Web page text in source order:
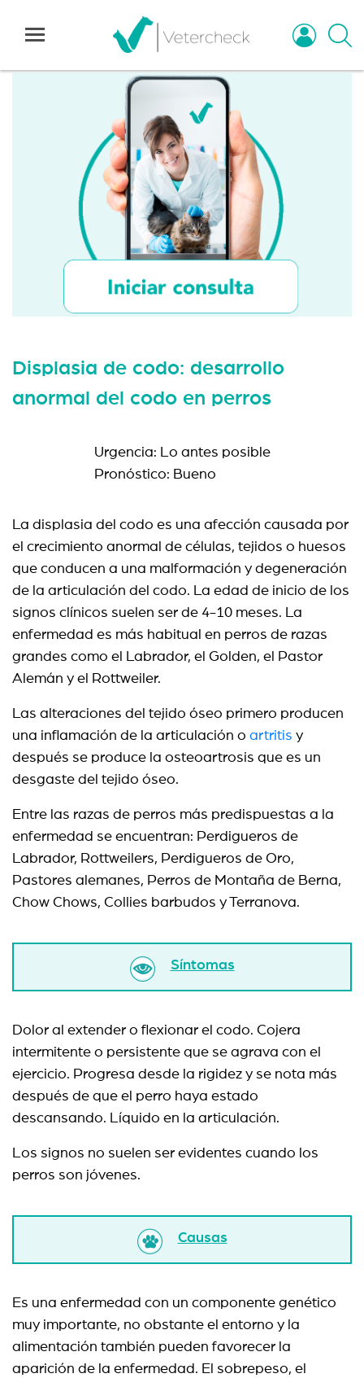
Displasia de codo: desarrollo
anormal del codo en perros
Urgencia: Lo antes posible
Pronóstico: Bueno
La displasia del codo es una afección causada por
el crecimiento anormal de células, tejidos o huesos
que conducen a una malformación y degeneración
de la articulación del codo. La edad de inicio de los
signos clínicos suelen ser de 4-10 meses. La
enfermedad es más habitual en perros de razas
grandes como el Labrador, el Golden, el Pastor
Alemán y el Rottweiler.
Las alteraciones del tejido óseo primero producen
una inflamación de la articulación o artritis y
después se produce la osteoartrosis que es un
desgaste del tejido óseo.
Entre las razas de perros más predispuestas a la
enfermedad se encuentran: Perdigueros de
Labrador, Rottweilers, Perdigueros de Oro,
Pastores alemanes, Perros de Montaña de Berna,
Chow Chows, Collies barbudos y Terranova.
Síntomas
Dolor al extender o flexionar el codo. Cojera
intermitente o persistente que se agrava con el
ejercicio. Progresa desde la rigidez y se nota más
después de que el perro haya estado
descansando. Líquido en la articulación.
Los signos no suelen ser evidentes cuando los
perros son jóvenes.
Causas
Es una enfermedad con un componente genético
muy importante, no obstante el entorno y la
alimentación también pueden favorecer la
aparición de la enfermedad. El sobrepeso, el